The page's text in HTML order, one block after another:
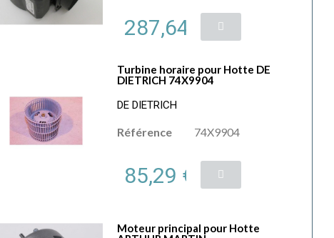
287,64 €
Turbine horaire pour Hotte DE
DIETRICH 74X9904
DE DIETRICH
Référence 74X9904
85,29 €
Moteur principal pour Hotte